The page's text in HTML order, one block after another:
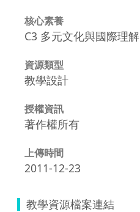
核心素養
C3 多元文化與國際理解
資源類型
教學設計
授權資訊
著作權所有
上傳時間
2011-12-23
教學資源檔案連結